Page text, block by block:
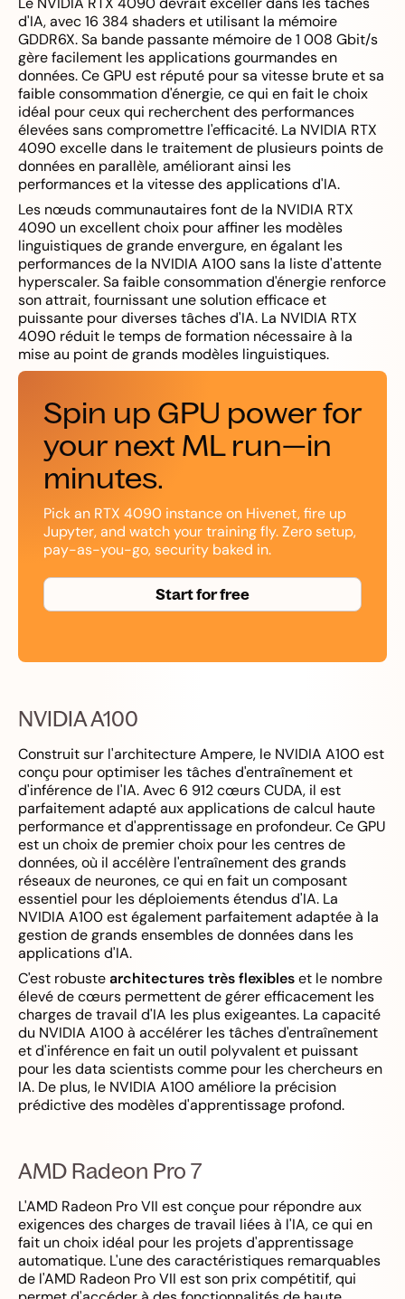
d'IA, avec 16 384 shaders et utilisant la mémoire
GDDR6X. Sa bande passante mémoire de 1 008 Gbit/s
gère facilement les applications gourmandes en
données. Ce GPU est réputé pour sa vitesse brute et sa
faible consommation d'énergie, ce qui en fait le choix
idéal pour ceux qui recherchent des performances
élevées sans compromettre l'efficacité. La NVIDIA RTX
4090 excelle dans le traitement de plusieurs points de
données en parallèle, améliorant ainsi les
performances et la vitesse des applications d'IA.
Les nœuds communautaires font de la NVIDIA RTX
4090 un excellent choix pour affiner les modèles
linguistiques de grande envergure, en égalant les
performances de la NVIDIA A100 sans la liste d'attente
hyperscaler. Sa faible consommation d'énergie renforce
son attrait, fournissant une solution efficace et
puissante pour diverses tâches d'IA. La NVIDIA RTX
4090 réduit le temps de formation nécessaire à la
mise au point de grands modèles linguistiques.
Spin up GPU power for
your next ML run—in
minutes.
Pick an RTX 4090 instance on Hivenet, fire up
Jupyter, and watch your training fly. Zero setup,
pay-as-you-go, security baked in.
Start for free
NVIDIA A100
Construit sur l'architecture Ampere, le NVIDIA A100 est
conçu pour optimiser les tâches d'entraînement et
d'inférence de l'IA. Avec 6 912 cœurs CUDA, il est
parfaitement adapté aux applications de calcul haute
performance et d'apprentissage en profondeur. Ce GPU
est un choix de premier choix pour les centres de
données, où il accélère l'entraînement des grands
réseaux de neurones, ce qui en fait un composant
essentiel pour les déploiements étendus d'IA. La
NVIDIA A100 est également parfaitement adaptée à la
gestion de grands ensembles de données dans les
applications d'IA.
C'est robustearchitectures très flexibleset le nombre
élevé de cœurs permettent de gérer efficacement les
charges de travail d'IA les plus exigeantes. La capacité
du NVIDIA A100 à accélérer les tâches d'entraînement
et d'inférence en fait un outil polyvalent et puissant
pour les data scientists comme pour les chercheurs en
IA. De plus, le NVIDIA A100 améliore la précision
prédictive des modèles d'apprentissage profond.
AMD Radeon Pro 7
L'AMD Radeon Pro VII est conçue pour répondre aux
exigences des charges de travail liées à l'IA, ce qui en
fait un choix idéal pour les projets d'apprentissage
automatique. L'une des caractéristiques remarquables
de l'AMD Radeon Pro VII est son prix compétitif, qui